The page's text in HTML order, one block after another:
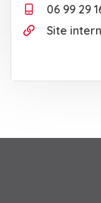
06 99 29
Site